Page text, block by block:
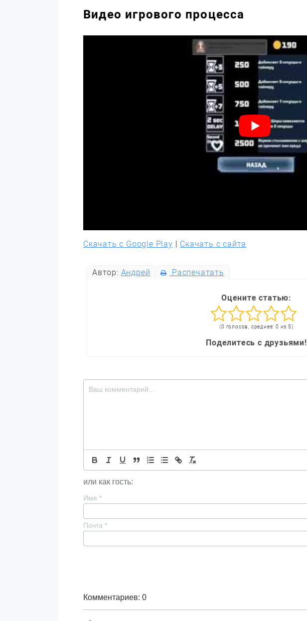
Видео игрового процесса
Скачать с Google Play | Скачать с сайта
Автор: Андрей Распечатать
Оцените статью:
(0 голосов, среднее: 0 из 5)
Поделитесь с друзьями!
или как гость:
Имя *
Почта *
Комментариев: 0